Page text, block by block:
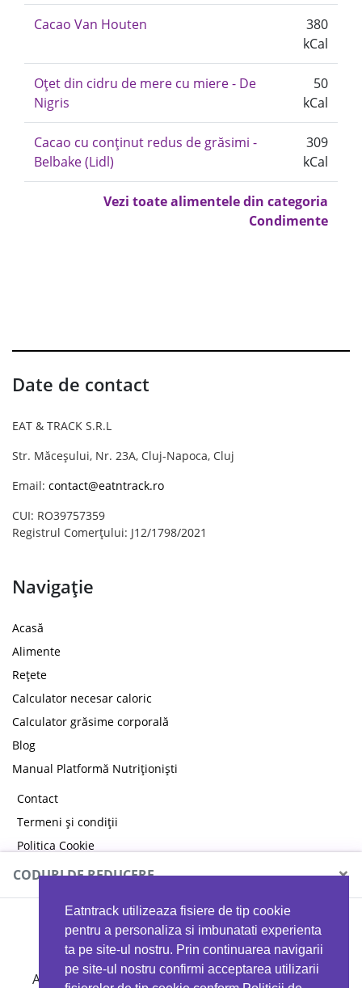
Eatntrack utilizeaza fisiere de tip cookie
pentru a personaliza si imbunatati experienta
ta pe site-ul nostru. Prin continuarea navigarii
pe site-ul nostru confirmi acceptarea utilizarii
Cacao Van Houten
380
kCal
Oțet din cidru de mere cu miere - De
Nigris
50
kCal
Cacao cu conținut redus de grăsimi -
Belbake (Lidl)
309
kCal
Vezi toate alimentele din categoria
Condimente
Date de contact
EAT & TRACK S.R.L
Str. Măceșului, Nr. 23A, Cluj-Napoca, Cluj
Email: contact@eatntrack.ro
CUI: RO39757359
Registrul Comerțului: J12/1798/2021
Navigație
Acasă
Alimente
Rețete
Calculator necesar caloric
Calculator grăsime corporală
Blog
Manual Platformă Nutriționiști
Contact
Termeni și condiții
Politica Cookie
Politica de confidențialitate
CODURI DE REDUCERE ×
MYPROTEIN
Ai 40%reducere la orice comandă folosind codul